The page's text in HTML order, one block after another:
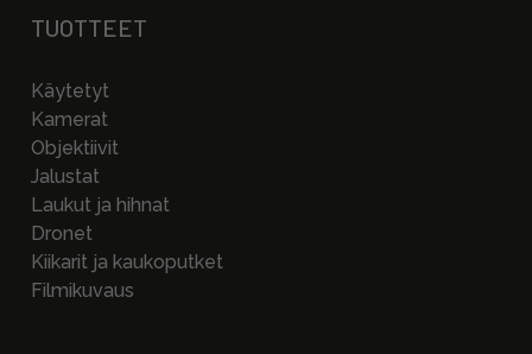
TUOTTEET
Käytetyt
Kamerat
Objektiivit
Jalustat
Laukut ja hihnat
Dronet
Kiikarit ja kaukoputket
Filmikuvaus